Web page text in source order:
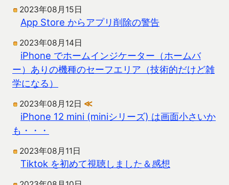
2023年08月15日
App Store からアプリ削除の警告
2023年08月14日
iPhone でホームインジケーター（ホームバ
ー）ありの機種のセーフエリア（技術的だけど雑
学になる）
2023年08月12日 ≪
iPhone 12 mini (miniシリーズ) は画面小さいか
も・・・
2023年08月11日
Tiktok を初めて視聴しました＆感想